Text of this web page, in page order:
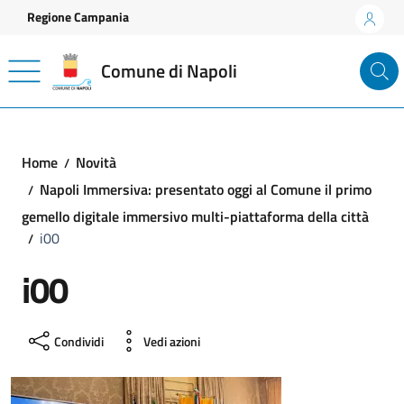
Vai ai contenuti
Vai al footer
Regione Campania
Comune di Napoli
Home
Novità
Napoli Immersiva: presentato oggi al Comune il primo
gemello digitale immersivo multi-piattaforma della città
i00
i00
Condividi Vedi azioni